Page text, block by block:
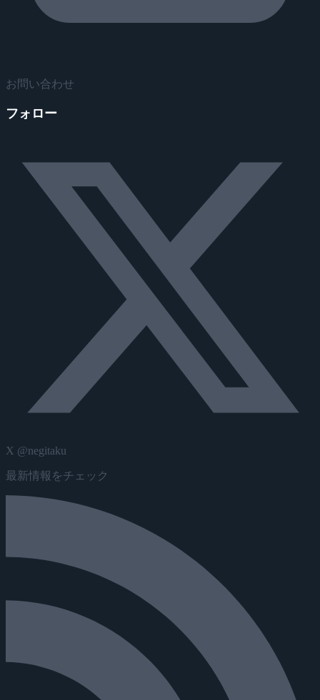
お問い合わせ
フォロー
X @negitaku
最新情報をチェック